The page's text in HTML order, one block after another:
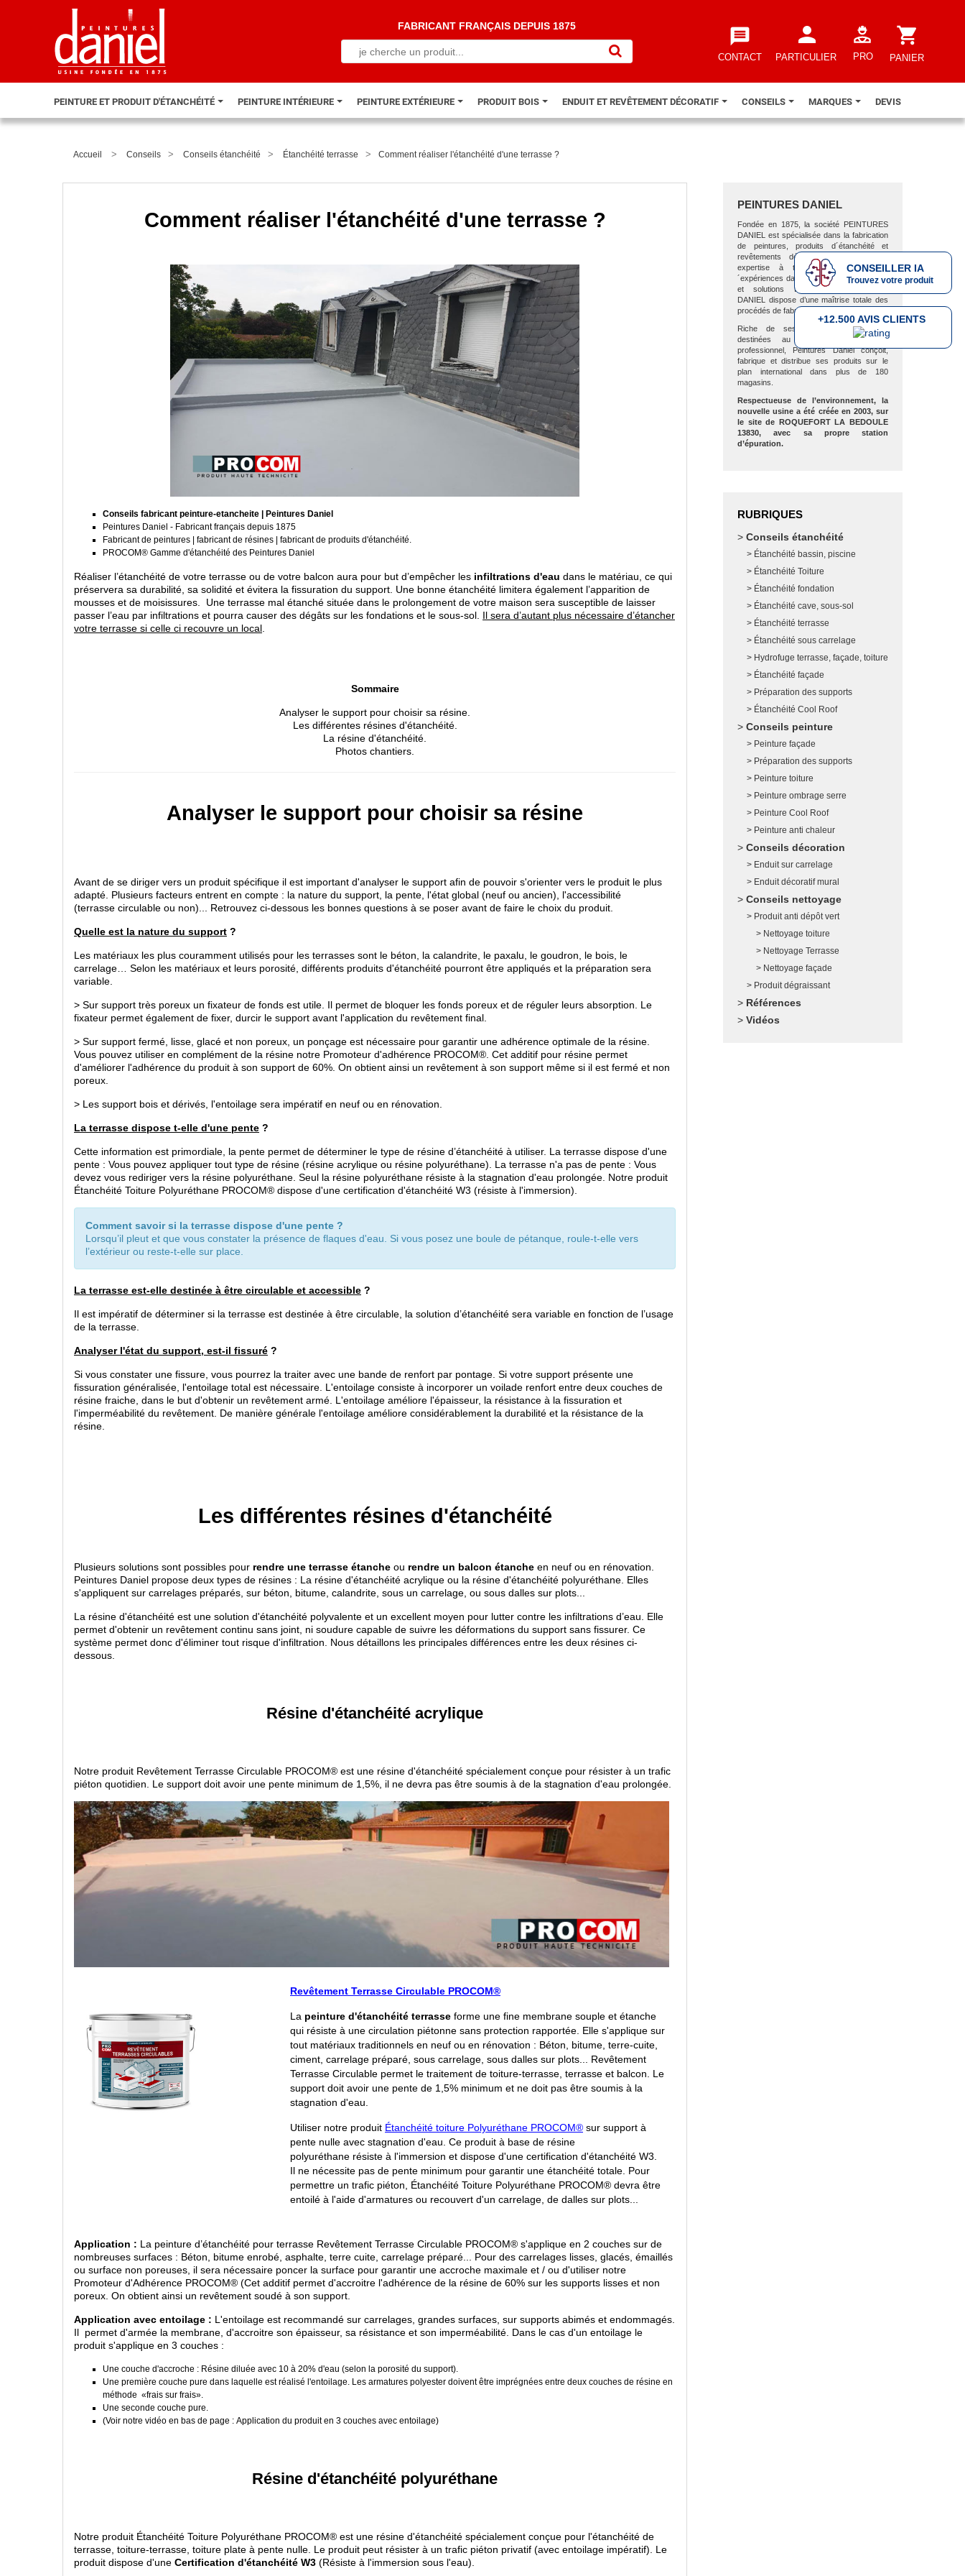
message
CONTACT
person
PARTICULIER PRO
FABRICANT FRANÇAIS DEPUIS 1875 shopping_cart
PANIER
PEINTURE ET PRODUIT D'ÉTANCHÉITÉ PEINTURE INTÉRIEURE PEINTURE EXTÉRIEURE PRODUIT BOIS ENDUIT ET REVÊTEMENT DÉCORATIF CONSEILS MARQUES DEVIS
Accueil > Conseils > Conseils étanchéité > Étanchéité terrasse > Comment réaliser l'étanchéité d'une terrasse ?
Comment réaliser l'étanchéité d'une terrasse ?
Conseils fabricant peinture-etancheite | Peintures Daniel
Peintures Daniel - Fabricant français depuis 1875
Fabricant de peintures | fabricant de résines | fabricant de produits d'étanchéité.
PROCOM® Gamme d'étanchéité des Peintures Daniel
Réaliser l’étanchéité de votre terrasse ou de votre balcon aura pour but d’empêcher les infiltrations d'eau dans le matériau, ce qui
préservera sa durabilité, sa solidité et évitera la fissuration du support. Une bonne étanchéité limitera également l’apparition de
mousses et de moisissures. Une terrasse mal étanché située dans le prolongement de votre maison sera susceptible de laisser
passer l’eau par infiltrations et pourra causer des dégâts sur les fondations et le sous-sol. Il sera d’autant plus nécessaire d’étancher
votre terrasse si celle ci recouvre un local
Sommaire
Analyser le support pour choisir sa résine.
Les différentes résines d'étanchéité.
La résine d'étanchéité.
Photos chantiers.
Analyser le support pour choisir sa résine
Avant de se diriger vers un produit spécifique il est important d'analyser le support afin de pouvoir s'orienter vers le produit le plus
adapté. Plusieurs facteurs entrent en compte : la nature du support, la pente, l'état global (neuf ou ancien), l'accessibilité
(terrasse circulable ou non)... Retrouvez ci-dessous les bonnes questions à se poser avant de faire le choix du produit.
Quelle est la nature du support ?
Les matériaux les plus couramment utilisés pour les terrasses sont le béton, la calandrite, le paxalu, le goudron, le bois, le
carrelage… Selon les matériaux et leurs porosité, différents produits d'étanchéité pourront être appliqués et la préparation sera
variable.
> Sur support très poreux un fixateur de fonds est utile. Il permet de bloquer les fonds poreux et de réguler leurs absorption. Le
fixateur permet également de fixer, durcir le support avant l'application du revêtement final.
> Sur support fermé, lisse, glacé et non poreux, un ponçage est nécessaire pour garantir une adhérence optimale de la résine.
Vous pouvez utiliser en complément de la résine notre Promoteur d'adhérence PROCOM®. Cet additif pour résine permet
d'améliorer l'adhérence du produit à son support de 60%. On obtient ainsi un revêtement à son support même si il est fermé et non
poreux.
> Les support bois et dérivés, l'entoilage sera impératif en neuf ou en rénovation.
La terrasse dispose t-elle d'une pente ?
Cette information est primordiale, la pente permet de déterminer le type de résine d’étanchéité à utiliser. La terrasse dispose d'une
pente : Vous pouvez appliquer tout type de résine (résine acrylique ou résine polyuréthane). La terrasse n'a pas de pente : Vous
devez vous rediriger vers la résine polyuréthane. Seul la résine polyuréthane résiste à la stagnation d'eau prolongée. Notre produit
Étanchéité Toiture Polyuréthane PROCOM® dispose d'une certification d'étanchéité W3 (résiste à l'immersion).
Comment savoir si la terrasse dispose d'une pente ?
Lorsqu’il pleut et que vous constater la présence de flaques d'eau. Si vous posez une boule de pétanque, roule-t-elle vers
l’extérieur ou reste-t-elle sur place.
La terrasse est-elle destinée à être circulable et accessible ?
Il est impératif de déterminer si la terrasse est destinée à être circulable, la solution d’étanchéité sera variable en fonction de l’usage
de la terrasse.
Analyser l'état du support, est-il fissuré ?
Si vous constater une fissure, vous pourrez la traiter avec une bande de renfort par pontage. Si votre support présente une
fissuration généralisée, l'entoilage total est nécessaire. L'entoilage consiste à incorporer un voilade renfort entre deux couches de
résine fraiche, dans le but d'obtenir un revêtement armé. L'entoilage améliore l'épaisseur, la résistance à la fissuration et
l'imperméabilité du revêtement. De manière générale l'entoilage améliore considérablement la durabilité et la résistance de la
résine.
Les différentes résines d'étanchéité
Plusieurs solutions sont possibles pour rendre une terrasse étanche ou rendre un balcon étanche en neuf ou en rénovation.
Peintures Daniel propose deux types de résines : La résine d'étanchéité acrylique ou la résine d'étanchéité polyuréthane. Elles
s'appliquent sur carrelages préparés, sur béton, bitume, calandrite, sous un carrelage, ou sous dalles sur plots...
La résine d'étanchéité est une solution d'étanchéité polyvalente et un excellent moyen pour lutter contre les infiltrations d’eau. Elle
permet d'obtenir un revêtement continu sans joint, ni soudure capable de suivre les déformations du support sans fissurer. Ce
système permet donc d'éliminer tout risque d'infiltration. Nous détaillons les principales différences entre les deux résines ci-
dessous.
Résine d'étanchéité acrylique
Notre produit Revêtement Terrasse Circulable PROCOM® est une résine d'étanchéité spécialement conçue pour résister à un trafic
piéton quotidien. Le support doit avoir une pente minimum de 1,5%, il ne devra pas être soumis à de la stagnation d'eau prolongée.
Revêtement Terrasse Circulable PROCOM®
La peinture d'étanchéité terrasse forme une fine membrane souple et étanche
qui résiste à une circulation piétonne sans protection rapportée. Elle s'applique sur
tout matériaux traditionnels en neuf ou en rénovation : Béton, bitume, terre-cuite,
ciment, carrelage préparé, sous carrelage, sous dalles sur plots... Revêtement
Terrasse Circulable permet le traitement de toiture-terrasse, terrasse et balcon. Le
support doit avoir une pente de 1,5% minimum et ne doit pas être soumis à la
stagnation d'eau.
Utiliser notre produit Étanchéité toiture Polyuréthane PROCOM® sur support à
pente nulle avec stagnation d'eau. Ce produit à base de résine
polyuréthane résiste à l'immersion et dispose d'une certification d'étanchéité W3.
Il ne nécessite pas de pente minimum pour garantir une étanchéité totale. Pour
permettre un trafic piéton, Étanchéité Toiture Polyuréthane PROCOM® devra être
entoilé à l'aide d'armatures ou recouvert d'un carrelage, de dalles sur plots...
Application : La peinture d’étanchéité pour terrasse Revêtement Terrasse Circulable PROCOM® s'applique en 2 couches sur de
nombreuses surfaces : Béton, bitume enrobé, asphalte, terre cuite, carrelage préparé... Pour des carrelages lisses, glacés, émaillés
ou surface non poreuses, il sera nécessaire poncer la surface pour garantir une accroche maximale et / ou d'utiliser notre
Promoteur d'Adhérence PROCOM® (Cet additif permet d'accroitre l'adhérence de la résine de 60% sur les supports lisses et non
poreux. On obtient ainsi un revêtement soudé à son support.
Application avec entoilage : L'entoilage est recommandé sur carrelages, grandes surfaces, sur supports abimés et endommagés.
Il permet d'armée la membrane, d'accroitre son épaisseur, sa résistance et son imperméabilité. Dans le cas d'un entoilage le
produit s'applique en 3 couches :
Une couche d'accroche : Résine diluée avec 10 à 20% d'eau (selon la porosité du support).
Une première couche pure dans laquelle est réalisé l'entoilage. Les armatures polyester doivent être imprégnées entre deux couches de résine en
méthode «frais sur frais».
Une seconde couche pure.
(Voir notre vidéo en bas de page : Application du produit en 3 couches avec entoilage)
Résine d'étanchéité polyuréthane
Notre produit Étanchéité Toiture Polyuréthane PROCOM® est une résine d'étanchéité spécialement conçue pour l'étanchéité de
terrasse, toiture-terrasse, toiture plate à pente nulle. Le produit peut résister à un trafic piéton privatif (avec entoilage impératif). Le
produit dispose d'une Certification d'étanchéité W3 (Résiste à l'immersion sous l'eau).
PEINTURES DANIEL
Fondée en 1875, la société PEINTURES
DANIEL est spécialisée dans la fabrication
de peintures, produits d´étanchéité et
revêtements décoratifs. Forte de son
expertise à travers des années d
´expériences dans l’élaboration de produits
et solutions techniques, PEINTURES
DANIEL dispose d’une maîtrise totale des
procédés de fabrication et de la qualité.
Riche de ses nombreuses marques
destinées au grand public et au
professionnel, Peintures Daniel conçoit,
fabrique et distribue ses produits sur le
plan international dans plus de 180
magasins.
Respectueuse de l’environnement, la
nouvelle usine a été créée en 2003, sur
le site de ROQUEFORT LA BEDOULE
13830, avec sa propre station
d’épuration.
RUBRIQUES
Conseils étanchéité
Étanchéité bassin, piscine
Étanchéité Toiture
Étanchéité fondation
Étanchéité cave, sous-sol
Étanchéité terrasse
Étanchéité sous carrelage
Hydrofuge terrasse, façade, toiture
Étanchéité façade
Préparation des supports
Étanchéité Cool Roof
Conseils peinture
Peinture façade
Préparation des supports
Peinture toiture
Peinture ombrage serre
Peinture Cool Roof
Peinture anti chaleur
Conseils décoration
Enduit sur carrelage
Enduit décoratif mural
Conseils nettoyage
Produit anti dépôt vert
Nettoyage toiture
Nettoyage Terrasse
Nettoyage façade
Produit dégraissant
Références
Vidéos
+12.500 AVIS CLIENTS
CONSEILLER IA
Trouvez votre produit